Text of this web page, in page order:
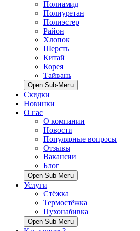
Полиамид
Полиуретан
Полиэстер
Район
Хлопок
Шерсть
Китай
Корея
Тайвань
Open Sub-Menu
Скидки
Новинки
О нас
О компании
Новости
Популярные вопросы
Отзывы
Вакансии
Блог
Open Sub-Menu
Услуги
Стёжка
Термостёжка
Пухонабивка
Open Sub-Menu